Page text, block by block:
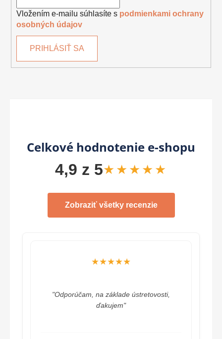
Vložením e-mailu súhlasíte s podmienkami ochrany
osobných údajov
PRIHLÁSIŤ SA
Celkové hodnotenie e-shopu
4,9 z 5★★★★★
Zobraziť všetky recenzie
★★★★★
"Odporúčam, na základe ústretovosti,
ďakujem"